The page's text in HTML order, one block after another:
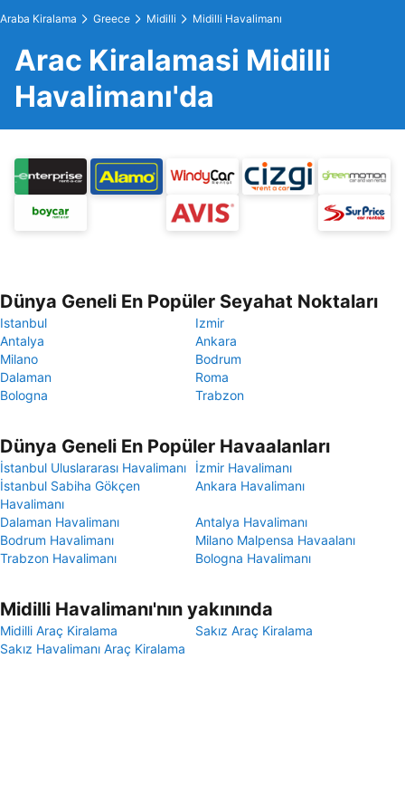
Araba Kiralama Greece Midilli Midilli Havalimanı
Arac Kiralamasi Midilli
Havalimanı'da
Dünya Geneli En Popüler Seyahat Noktaları
Istanbul
Izmir
Antalya
Ankara
Milano
Bodrum
Dalaman
Roma
Bologna
Trabzon
Dünya Geneli En Popüler Havaalanları
İstanbul Uluslararası Havalimanı
İzmir Havalimanı
İstanbul Sabiha Gökçen
Havalimanı
Ankara Havalimanı
Dalaman Havalimanı
Antalya Havalimanı
Bodrum Havalimanı
Milano Malpensa Havaalanı
Trabzon Havalimanı
Bologna Havalimanı
Midilli Havalimanı'nın yakınında
Midilli Araç Kiralama
Sakız Araç Kiralama
Sakız Havalimanı Araç Kiralama